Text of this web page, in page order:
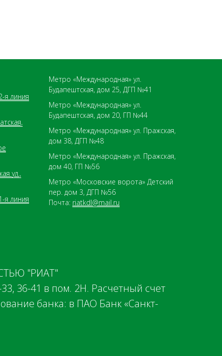
я линия
ул.,
я линия
Метро «Международная» ул.
Будапештская, дом 25, ДГП №41
Метро «Международная» ул.
Будапештская, дом 20, ГП №44
Метро «Международная» ул. Пражская,
дом 38, ДГП №48
Метро «Международная» ул. Пражская,
дом 40, ГП №56
Метро «Московские ворота» Детский
пер. дом 3, ДГП №56
Почта: riatkdl@mail.ru
"РИАТ"
36-41 в пом. 2Н. Расчетный счет
банка: в ПАО Банк «Санкт-